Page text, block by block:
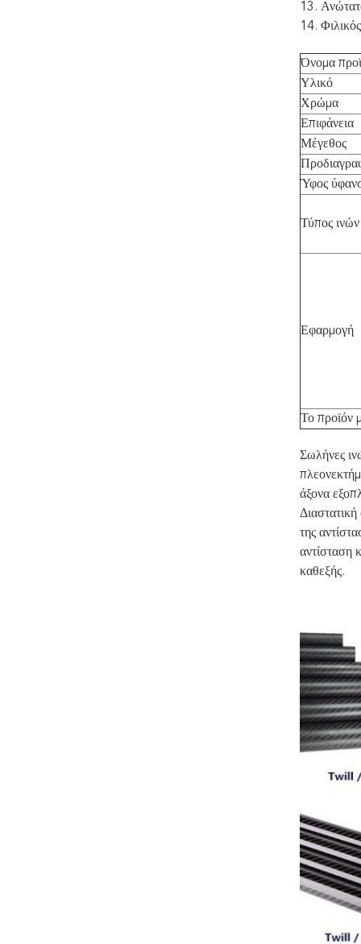
13.
14.
Όνομα
Υλικό
Χρώμα
Επιφάνεια
Μέγεθος
Ύφος
Τύπος ινών
Εφαρμογή
Το προϊόν
Σωλήνες
άξονα
της
αντίσταση
καθεξής.